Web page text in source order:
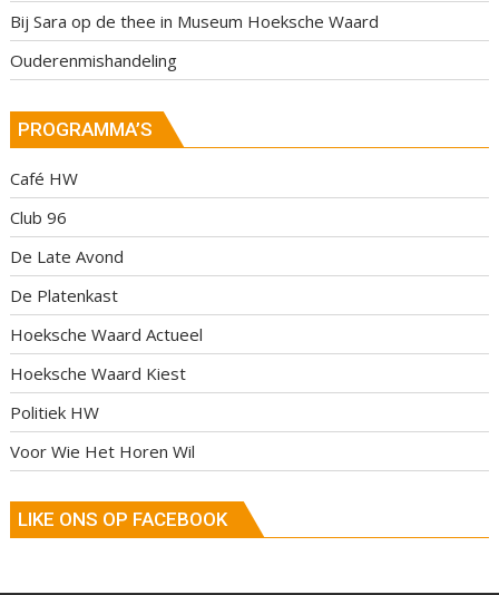
Bij Sara op de thee in Museum Hoeksche Waard
Ouderenmishandeling
PROGRAMMA’S
Café HW
Club 96
De Late Avond
De Platenkast
Hoeksche Waard Actueel
Hoeksche Waard Kiest
Politiek HW
Voor Wie Het Horen Wil
LIKE ONS OP FACEBOOK